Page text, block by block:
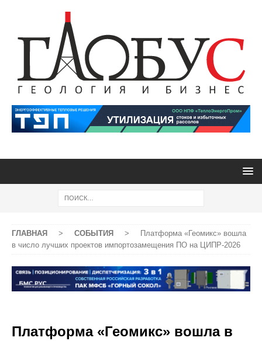
ГЛАВНАЯ > СОБЫТИЯ >
Платформа «Геомикс» вошла
в число лучших проектов импортозамещения ПО на ЦИПР-2026
Платформа «Геомикс» вошла в